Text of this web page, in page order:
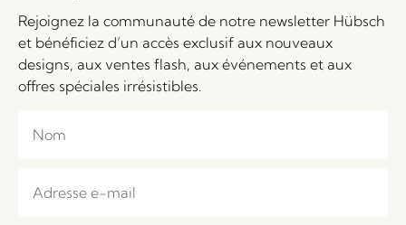
Rejoignez la communauté de notre newsletter Hübsch
et bénéficiez d’un accès exclusif aux nouveaux
designs, aux ventes flash, aux événements et aux
offres spéciales irrésistibles.